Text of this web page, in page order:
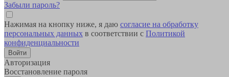
Забыли пароль?
Нажимая на кнопку ниже, я даю согласие на обработку
персональных данных в соответствии с Политикой
конфиденциальности
Авторизация
Восстановление пароля